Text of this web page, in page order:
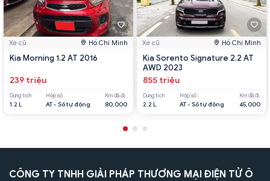
Xe cũ Hồ Chí Minh
Kia Morning 1.2 AT 2016
239 triệu
Dung tích
1.2 L
Hộp số
AT - Số tự động
Km đã đi
80,000
Xe cũ Hồ Chí Minh
Kia Sorento Signature 2.2 AT
AWD 2023
855 triệu
Dung tích
2.2 L
Hộp số
AT - Số tự động
Km đã đi
45,000
CÔNG TY TNHH GIẢI PHÁP THƯƠNG MẠI ĐIỆN TỬ Ô